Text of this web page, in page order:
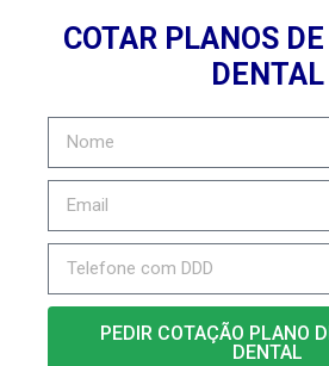
COTAR PLANOS
DENTAL
PEDIR COTAÇÃO PLANO
DENTAL